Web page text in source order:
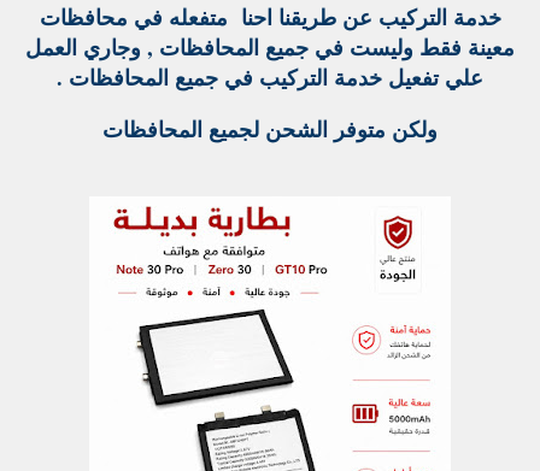
خدمة التركيب عن طريقنا احنا متفعله في محافظات
معينة فقط وليست في جميع المحافظات , وجاري العمل
علي تفعيل خدمة التركيب في جميع المحافظات .
ولكن متوفر الشحن لجميع المحافظات